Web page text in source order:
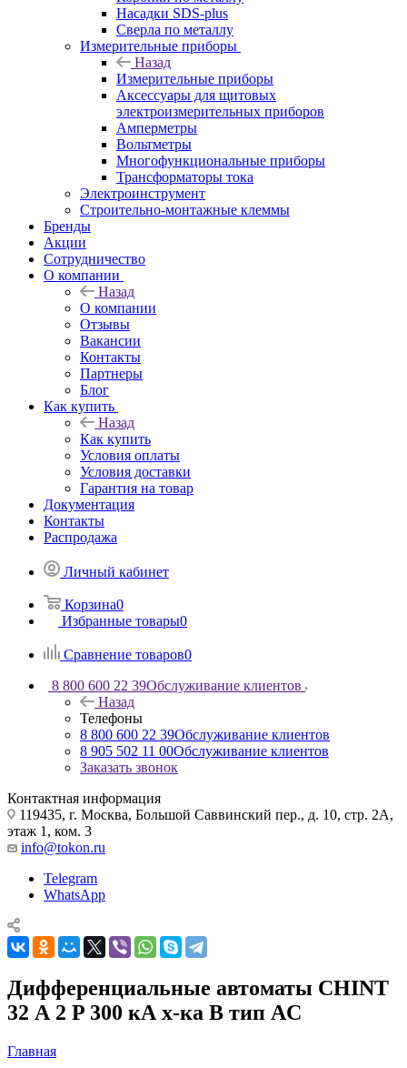
Насадки SDS-plus
Сверла по металлу
Измерительные приборы
Назад
Измерительные приборы
Аксессуары для щитовых
электроизмерительных приборов
Амперметры
Вольтметры
Многофункциональные приборы
Трансформаторы тока
Электроинструмент
Строительно-монтажные клеммы
Бренды
Акции
Сотрудничество
О компании
Назад
О компании
Отзывы
Вакансии
Контакты
Партнеры
Блог
Как купить
Назад
Как купить
Условия оплаты
Условия доставки
Гарантия на товар
Документация
Контакты
Распродажа
Личный кабинет
Корзина0
Избранные товары0
Сравнение товаров0
8 800 600 22 39Обслуживание клиентов
Назад
Телефоны
8 800 600 22 39Обслуживание клиентов
8 905 502 11 00Обслуживание клиентов
Заказать звонок
Контактная информация
119435, г. Москва, Большой Саввинский пер., д. 10, стр. 2А,
этаж 1, ком. 3
info@tokon.ru
Telegram
WhatsApp
Дифференциальные автоматы CHINT
32 А 2 P 300 кА х-ка B тип AC
Главная